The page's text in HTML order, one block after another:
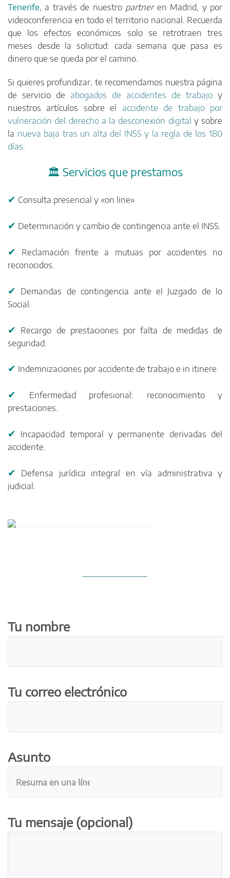
Tenerife , a través de nuestro partneren Madrid, y por
videoconferencia en todo el territorio nacional. Recuerda
que los efectos económicos solo se retrotraen tres
meses desde la solicitud: cada semana que pasa es
dinero que se queda por el camino.
Si quieres profundizar, te recomendamos nuestra página
de servicio de abogados de accidentes de trabajo y
nuestros artículos sobre el accidente de trabajo por
vulneración del derecho a la desconexión digital y sobre
la nueva baja tras un alta del INSS y la regla de los 180
días
🏛️ Servicios que prestamos
✔ Consulta presencial y «on line»
✔ Determinación y cambio de contingencia ante el INSS.
✔ Reclamación frente a mutuas por accidentes no
reconocidos.
✔ Demandas de contingencia ante el Juzgado de lo
Social.
✔ Recargo de prestaciones por falta de medidas de
seguridad.
✔ Indemnizaciones por accidente de trabajo e in itinere.
✔ Enfermedad profesional: reconocimiento y
prestaciones.
✔ Incapacidad temporal y permanente derivadas del
accidente.
✔ Defensa jurídica integral en vía administrativa y
judicial.
Tu nombre
Tu correo electrónico
Asunto
Tu mensaje (opcional)